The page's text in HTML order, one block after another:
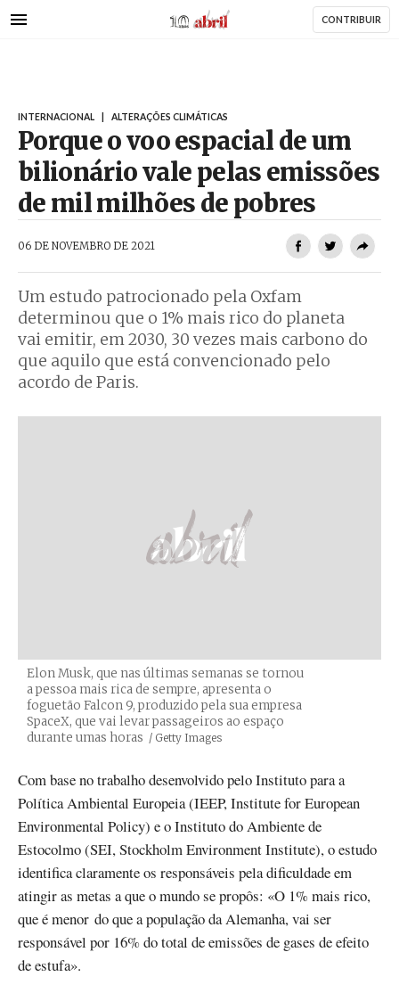
para
AbrilAbril CONTRIBUIR
INTERNACIONAL ALTERAÇÕES CLIMÁTICAS
Porque o voo espacial de um
bilionário vale pelas emissões
de mil milhões de pobres
06 DE NOVEMBRO DE 2021
Um estudo patrocionado pela Oxfam
determinou que o 1% mais rico do planeta
vai emitir, em 2030, 30 vezes mais carbono do
que aquilo que está convencionado pelo
acordo de Paris.
Elon Musk, que nas últimas semanas se tornou
a pessoa mais rica de sempre, apresenta o
foguetão Falcon 9, produzido pela sua empresa
SpaceX, que vai levar passageiros ao espaço
durante umas horas Créditos
/ Getty Images
Com base no trabalho desenvolvido pelo Instituto para a
Política Ambiental Europeia (IEEP, Institute for European
Environmental Policy) e o Instituto do Ambiente de
Estocolmo (SEI, Stockholm Environment Institute), o estudo
identifica claramente os responsáveis pela dificuldade em
atingir as metas a que o mundo se propôs: «O 1% mais rico,
que é menor do que a população da Alemanha, vai ser
responsável por 16% do total de emissões de gases de efeito
de estufa».